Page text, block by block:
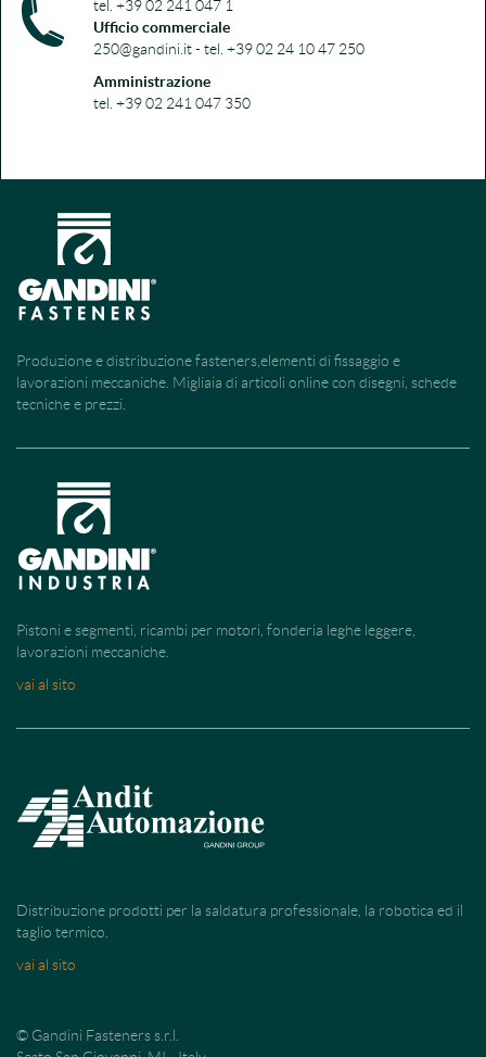
tel. +39 02 241 047 1
Ufficio commerciale
250@gandini.it - tel. +39 02 24 10 47 250
Amministrazione
tel. +39 02 241 047 350
Produzione e distribuzione fasteners,elementi di fissaggio e
lavorazioni meccaniche. Migliaia di articoli online con disegni, schede
tecniche e prezzi.
Pistoni e segmenti, ricambi per motori, fonderia leghe leggere,
lavorazioni meccaniche.
vai al sito
Distribuzione prodotti per la saldatura professionale, la robotica ed il
taglio termico.
vai al sito
© Gandini Fasteners s.r.l.